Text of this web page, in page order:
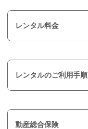
レンタル料金
レンタルのご利用手順
動産総合保険